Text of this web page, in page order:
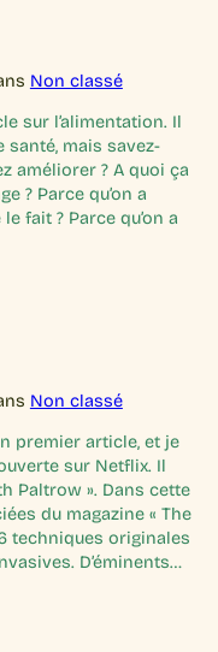
Non classé
sur l’alimentation. Il
santé, mais savez-
améliorer ? A quoi ça
? Parce qu’on a
fait ? Parce qu’on a
Non classé
premier article, et je
sur Netflix. Il
Paltrow ». Dans cette
du magazine « The
techniques originales
D’éminents…